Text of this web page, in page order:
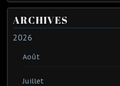
ARCHIVES
2026
Août
Juillet